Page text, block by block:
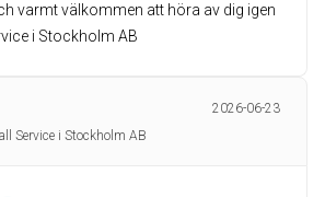
varmt välkommen att höra av dig igen
i Stockholm AB
2026-06-23
Service i Stockholm AB